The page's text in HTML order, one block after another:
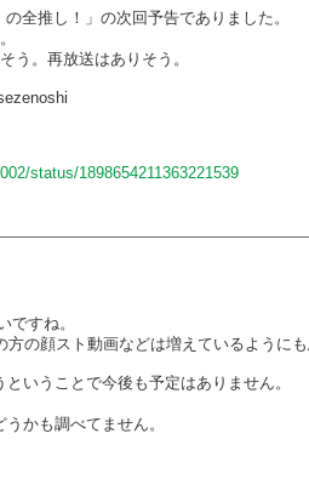
全推し！」の次回予告でありました。
う。再放送はありそう。
status/1898654211363221539
ですね。
の顔スト動画などは増えているようにも
いうことで今後も予定はありません。
かも調べてません。